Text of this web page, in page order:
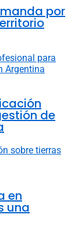
por
de
en
una